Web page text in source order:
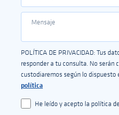
POLÍTICA DE PRIVACIDAD: Tus
responder a tu consulta. No serán
custodiaremos según lo dispuesto
política
He leído y acepto la política